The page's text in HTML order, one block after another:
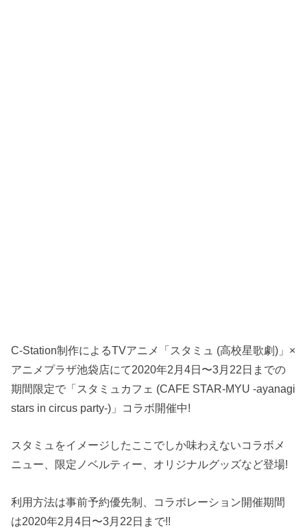
C-Station制作によるTVアニメ「スタミュ (高校星歌劇)」×
アニメプラザ池袋店にて2020年2月4日〜3月22日までの
期間限定で「スタミュカフェ (CAFE STAR-MYU -ayanagi
stars in circus party-)」コラボ開催中!
スタミュをイメージしたここでしか味わえないコラボメ
ニュー、限定ノベルティー、オリジナルグッズなど登場!
利用方法は事前予約優先制、コラボレーション開催期間
は2020年2月4日〜3月22日まで!!